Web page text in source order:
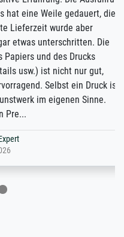
gedauert, die
aber
Die
des Drucks
nicht nur gut,
ein Druck ist
Sinne.